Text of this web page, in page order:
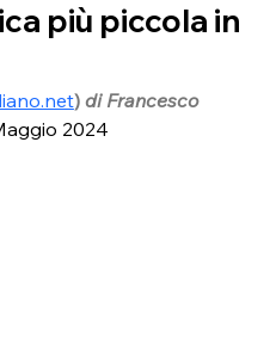
più piccola in
) di Francesco
2024